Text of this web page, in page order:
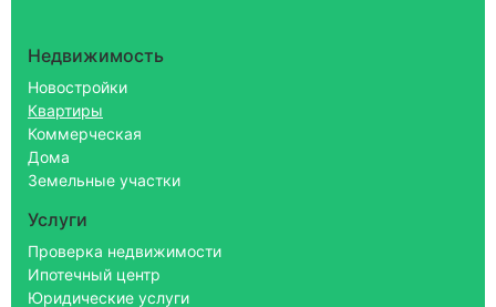
Недвижимость
Новостройки
Квартиры
Коммерческая
Дома
Земельные участки
Услуги
Проверка недвижимости
Ипотечный центр
Юридические услуги